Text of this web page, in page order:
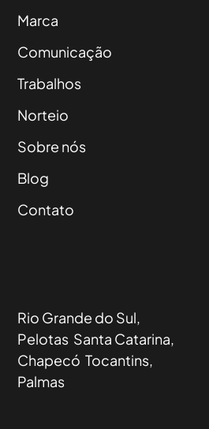
Marca
Comunicação
Trabalhos
Norteio
Sobre nós
Blog
Contato
Rio Grande do Sul,
Pelotas Santa Catarina,
Chapecó Tocantins,
Palmas